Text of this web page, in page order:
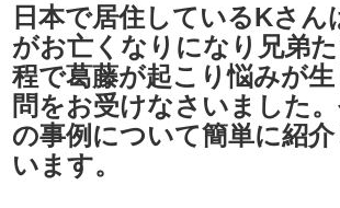
日本で居住しているKさん
がお亡くなりになり兄弟
程で葛藤が起こり悩みが
問をお受けなさいました
の事例について簡単に紹
います。